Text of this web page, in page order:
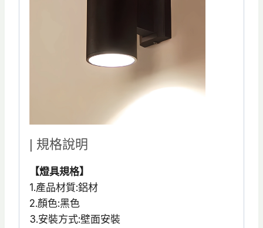
| 規格說明
【燈具規格】
1.產品材質:鋁材
2.顏色:黑色
3.安裝方式:壁面安裝